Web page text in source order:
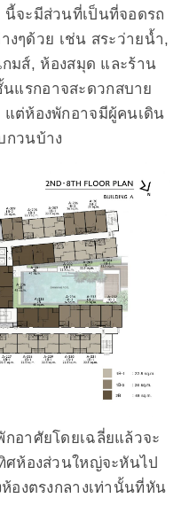
จะมีส่วนที่เป็นที่จอดรถ
งๆด้วย เช่น สระว่ายน้ำ,
กมส์, ห้องสมุด และร้าน
แรกอาจสะดวกสบาย
แต่ห้องพักอาจมีผู้คนเดิน
กวนบ้าง
อาศัยโดยเฉลี่ยแล้วจะ
ศห้องส่วนใหญ่จะหันไป
องตรงกลางเท่านั้นที่หัน